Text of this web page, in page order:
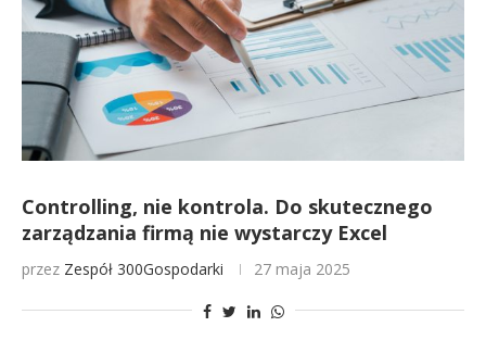
Controlling, nie kontrola. Do skutecznego
zarządzania firmą nie wystarczy Excel
przez Zespół 300Gospodarki 27 maja 2025